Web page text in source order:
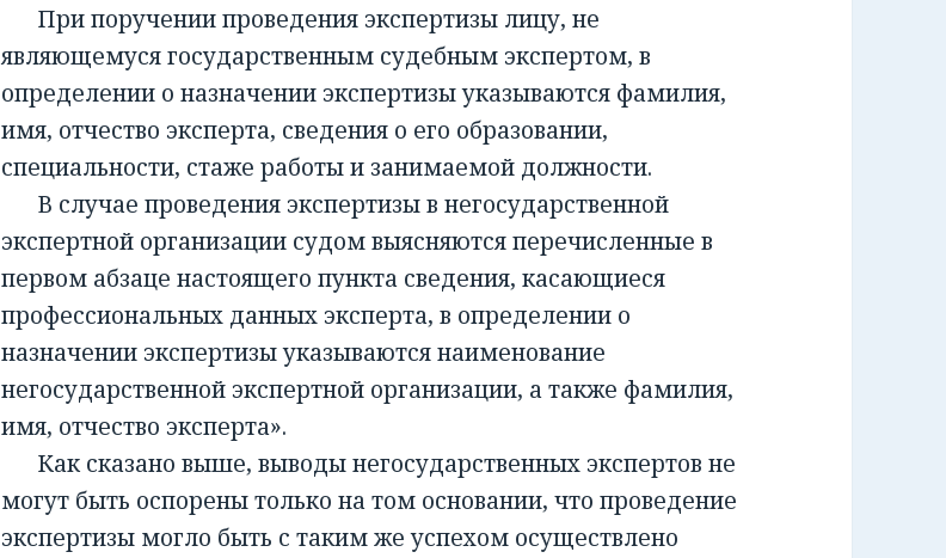
При поручении проведения экспертизы лицу, не
являющемуся государственным судебным экспертом, в
определении о назначении экспертизы указываются фамилия,
имя, отчество эксперта, сведения о его образовании,
специальности, стаже работы и занимаемой должности.
В случае проведения экспертизы в негосударственной
экспертной организации судом выясняются перечисленные в
первом абзаце настоящего пункта сведения, касающиеся
профессиональных данных эксперта, в определении о
назначении экспертизы указываются наименование
негосударственной экспертной организации, а также фамилия,
имя, отчество эксперта».
Как сказано выше, выводы негосударственных экспертов не
могут быть оспорены только на том основании, что проведение
экспертизы могло быть с таким же успехом осуществлено